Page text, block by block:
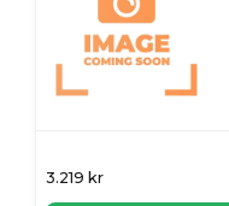
3.219 kr